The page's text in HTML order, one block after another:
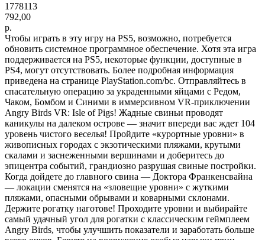
1778113
792,00
р.
Чтобы играть в эту игру на PS5, возможно, потребуется
обновить системное программное обеспечение. Хотя эта игра
поддерживается на PS5, некоторые функции, доступные в
PS4, могут отсутствовать. Более подробная информация
приведена на странице PlayStation.com/bc. Отправляйтесь в
спасательную операцию за украденными яйцами с Редом,
Чаком, Бомбом и Синими в иммерсивном VR-приключении
Angry Birds VR: Isle of Pigs! Жадные свиньи проводят
каникулы на далеком острове — значит впереди вас ждет 104
уровень чистого веселья! Пройдите «курортные уровни» в
живописных городах с экзотическими пляжами, крутыми
скалами и заснеженными вершинами и доберитесь до
эпицентра событий, грандиозно разрушая свиные постройки.
Когда дойдете до главного свина — Доктора Франкенсвайна
— локации сменятся на «зловещие уровни» с жуткими
пляжами, опасными обрывами и коварными склонами.
Держите рогатку наготове! Проходите уровни и выбирайте
самый удачный угол для рогатки с классическим геймплеем
Angry Birds, чтобы улучшить показатели и заработать больше